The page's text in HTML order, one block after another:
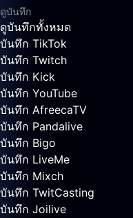
ดูบันทึก
ดูบันทึกทั้งหมด
บันทึก TikTok
บันทึก Twitch
บันทึก Kick
บันทึก YouTube
บันทึก AfreecaTV
บันทึก Pandalive
บันทึก Bigo
บันทึก LiveMe
บันทึก Mixch
บันทึก TwitCasting
บันทึก Joilive